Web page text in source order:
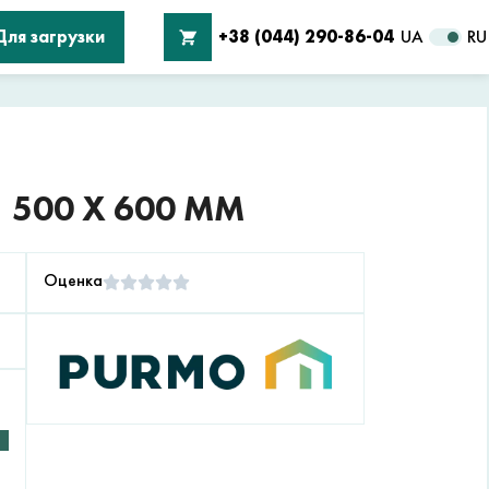
загрузки +38 (044) 290-86-04 UA RU
500 X 600 ММ
Оценка